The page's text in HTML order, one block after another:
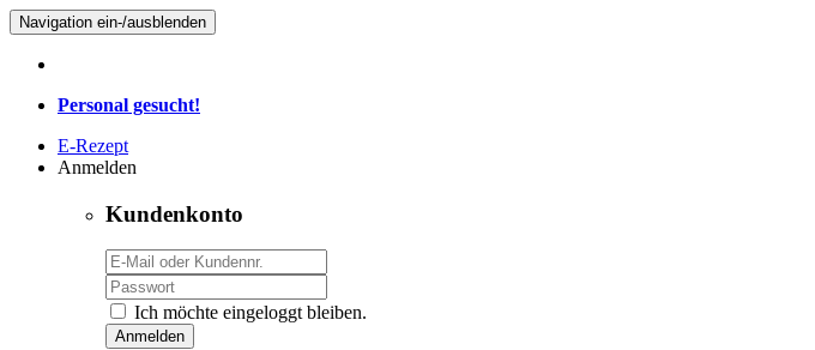
Navigation ein-/ausblenden
Personal gesucht!
E-Rezept
Anmelden
Kundenkonto
Ich möchte eingeloggt bleiben.
Anmelden